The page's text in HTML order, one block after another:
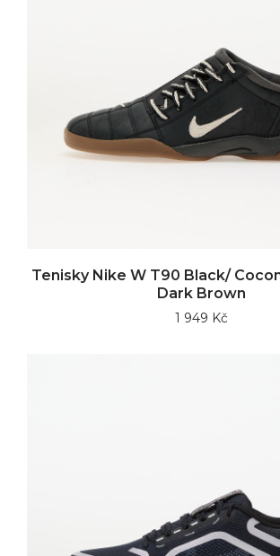
Tenisky Nike W T90 Black/
Dark Brown
1 949 Kč